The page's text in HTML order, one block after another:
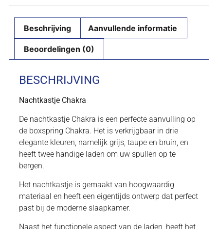
Beschrijving Aanvullende informatie
Beoordelingen (0)
BESCHRIJVING
Nachtkastje Chakra
De nachtkastje Chakra is een perfecte aanvulling op
de boxspring Chakra. Het is verkrijgbaar in drie
elegante kleuren, namelijk grijs, taupe en bruin, en
heeft twee handige laden om uw spullen op te
bergen.
Het nachtkastje is gemaakt van hoogwaardig
materiaal en heeft een eigentijds ontwerp dat perfect
past bij de moderne slaapkamer.
Naast het functionele aspect van de laden, heeft het